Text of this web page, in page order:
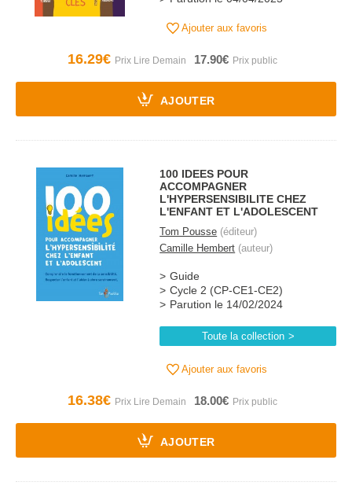
Ajouter aux favoris
16.29€ 17.90€
AJOUTER
100 IDEES POUR
ACCOMPAGNER
L'HYPERSENSIBILITE CHEZ
L'ENFANT ET L'ADOLESCENT
Tom Pousse (éditeur)
Camille Hembert (auteur)
Guide
Cycle 2 (CP-CE1-CE2)
Parution le 14/02/2024
Toute la collection
Ajouter aux favoris
16.38€ 18.00€
AJOUTER